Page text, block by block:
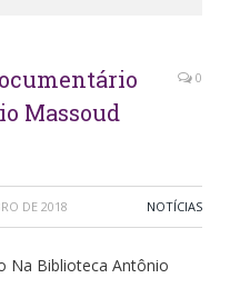
Massoud
0
DE 2018 NOTÍCIAS
Na Biblioteca Antônio